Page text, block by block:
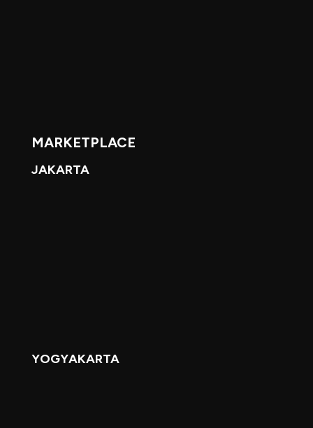
MARKETPLACE
JAKARTA
YOGYAKARTA